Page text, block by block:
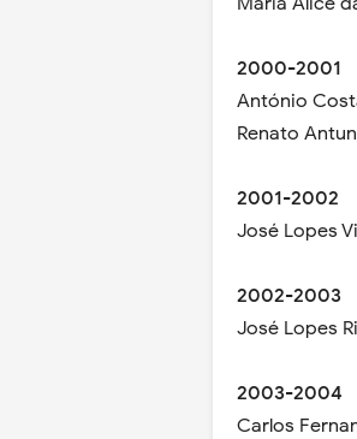
2000-2001
António
Renato
2001-2002
José Lopes
2002-2003
José Lopes
2003-2004
Carlos